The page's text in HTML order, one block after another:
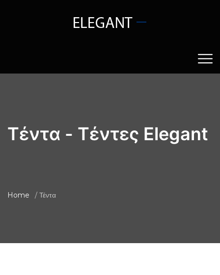
Τέντα - Tέντες Elegant
Home Τέντα